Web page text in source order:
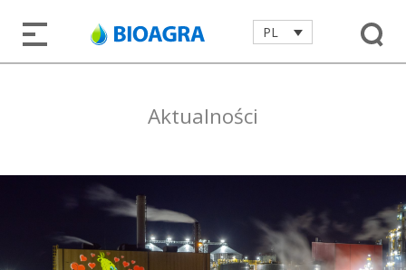
PL
Aktualności